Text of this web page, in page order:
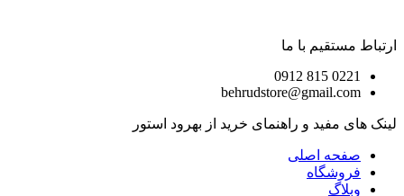
ارتباط مستقیم با ما
0221 815 0912
behrudstore@gmail.com
لینک های مفید و راهنمای خرید از بهرود استور
صفحه اصلی
فروشگاه
وبلاگ